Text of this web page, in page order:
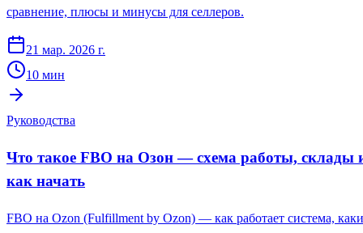
сравнение, плюсы и минусы для селлеров.
21 мар. 2026 г.
10 мин
Руководства
Что такое FBO на Озон — схема работы, склады
как начать
FBO на Ozon (Fulfillment by Ozon) — как работает система,